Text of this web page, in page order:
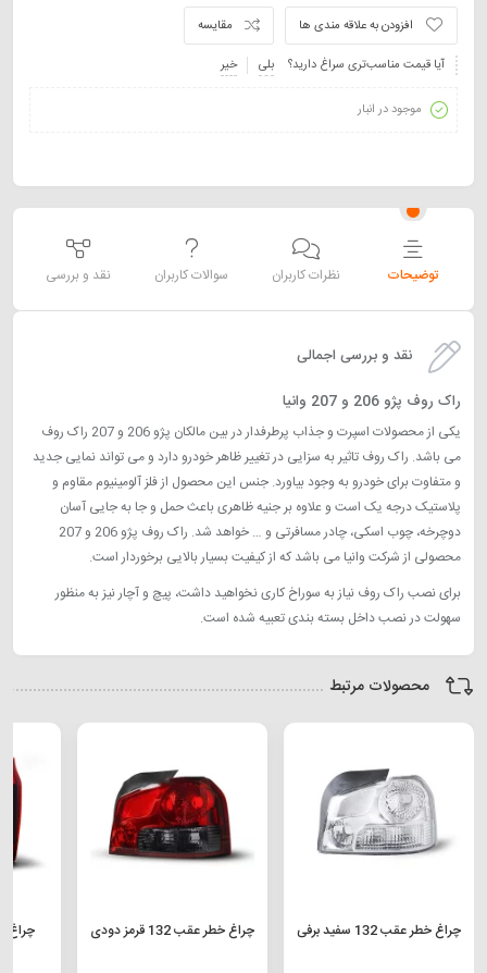
مقایسه
افزودن به علاقه مندی ها
آیا قیمت مناسب‌تری سراغ دارید؟
بلی خیر
موجود در انبار
توضیحات نظرات کاربران سوالات کاربران نقد و بررسی
نقد و بررسی اجمالی
راک روف پژو 206 و 207 وانیا
یکی از محصولات اسپرت و جذاب پرطرفدار در بین مالکان پژو 206 و 207 راک روف
می باشد. راک روف تاثیر به سزایی در تغییر ظاهر خودرو دارد و می تواند نمایی جدید
و متفاوت برای خودرو به وجود بیاورد. جنس این محصول از فلز آلومینیوم مقاوم و
پلاستیک درجه یک است و علاوه بر جنیه ظاهری باعث حمل و جا به جایی آسان
دوچرخه، چوب اسکی، چادر مسافرتی و … خواهد شد. راک روف پژو 206 و 207
محصولی از شرکت وانیا می باشد که از کیفیت بسیار بالایی برخوردار است.
برای نصب راک روف نیاز به سوراخ کاری نخواهید داشت، پیچ و آچار نیز به منظور
سهولت در نصب داخل بسته بندی تعبیه شده است.
محصولات مرتبط
چراغ خطر عقب 132 سفید برفی چراغ خطر عقب 132 قرمز دودی